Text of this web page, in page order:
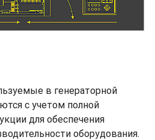
в генераторной
с учетом полной
для обеспечения
оборудования.